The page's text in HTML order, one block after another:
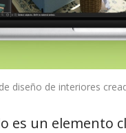
diseño de interiores
es un elemento